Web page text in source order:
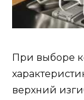
При выборе
верхний